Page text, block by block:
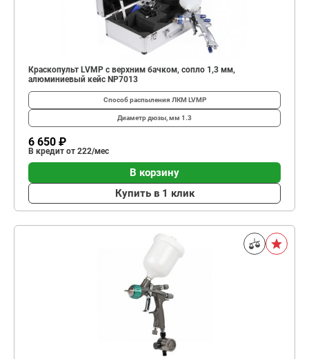
Краскопульт LVMP с верхним бачком, сопло 1,3 мм,
алюминиевый кейс NP7013
Способ распыления ЛКМ LVMP
Диаметр дюзы, мм 1.3
6 650 ₽
В кредит от 222/мес
В корзину
Купить в 1 клик